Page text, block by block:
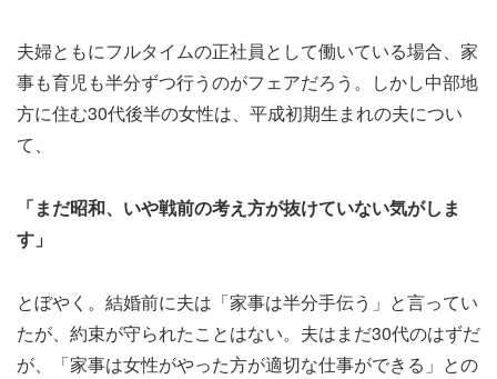
夫婦ともにフルタイムの正社員として働いている場合、家
事も育児も半分ずつ行うのがフェアだろう。しかし中部地
方に住む30代後半の女性は、平成初期生まれの夫につい
て、
「まだ昭和、いや戦前の考え方が抜けていない気がしま
す」
とぼやく。結婚前に夫は「家事は半分手伝う」と言ってい
たが、約束が守られたことはない。夫はまだ30代のはずだ
が、「家事は女性がやった方が適切な仕事ができる」との